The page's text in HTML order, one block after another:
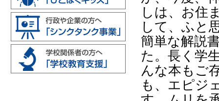
しは、お住
して、ふと
簡単な解説
た。長く学
んな本もご
も、エピジ